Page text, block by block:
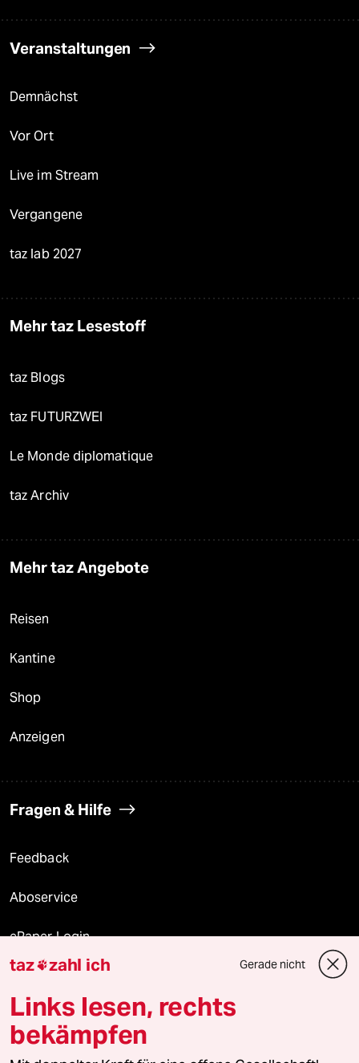
Veranstaltungen
Demnächst
Vor Ort
Live im Stream
Vergangene
taz lab 2027
Mehr taz Lesestoff
taz Blogs
taz FUTURZWEI
Le Monde diplomatique
taz Archiv
Mehr taz Angebote
Reisen
Kantine
Shop
Anzeigen
Fragen & Hilfe
Feedback
Aboservice
ePaper Login
Downloads für Abonnierende
© 2026 taz Verlags und Vertriebs GmbH
taz zahl ich Gerade nicht
Links lesen, rechts
bekämpfen